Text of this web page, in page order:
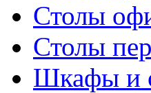
Столы
Столы
Шкафы и